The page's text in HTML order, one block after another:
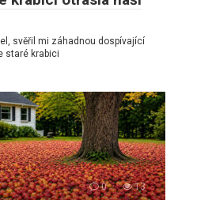
svěřil mi záhadnou dospívající
staré krabici
0 13